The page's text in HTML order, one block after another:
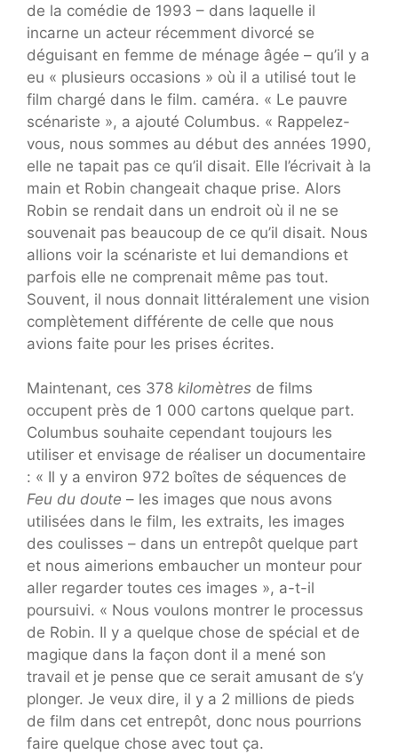
de la comédie de 1993 – dans laquelle il
incarne un acteur récemment divorcé se
déguisant en femme de ménage âgée – qu’il y a
eu « plusieurs occasions » où il a utilisé tout le
film chargé dans le film. caméra. « Le pauvre
scénariste », a ajouté Columbus. « Rappelez-
vous, nous sommes au début des années 1990,
elle ne tapait pas ce qu’il disait. Elle l’écrivait à la
main et Robin changeait chaque prise. Alors
Robin se rendait dans un endroit où il ne se
souvenait pas beaucoup de ce qu’il disait. Nous
allions voir la scénariste et lui demandions et
parfois elle ne comprenait même pas tout.
Souvent, il nous donnait littéralement une vision
complètement différente de celle que nous
avions faite pour les prises écrites.
Maintenant, ces 378 kilomètres de films
occupent près de 1 000 cartons quelque part.
Columbus souhaite cependant toujours les
utiliser et envisage de réaliser un documentaire
: « Il y a environ 972 boîtes de séquences de
Feu du doute – les images que nous avons
utilisées dans le film, les extraits, les images
des coulisses – dans un entrepôt quelque part
et nous aimerions embaucher un monteur pour
aller regarder toutes ces images », a-t-il
poursuivi. « Nous voulons montrer le processus
de Robin. Il y a quelque chose de spécial et de
magique dans la façon dont il a mené son
travail et je pense que ce serait amusant de s’y
plonger. Je veux dire, il y a 2 millions de pieds
de film dans cet entrepôt, donc nous pourrions
faire quelque chose avec tout ça.